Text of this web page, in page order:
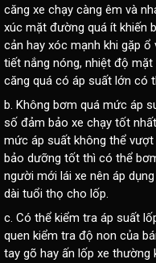
căng xe chạy càng êm và
xúc mặt đường quá ít khiến
cản hay xóc mạnh khi gặp
tiết nắng nóng, nhiệt độ
căng quá có áp suất lớn có
b. Không bơm quá mức áp
số đảm bảo xe chạy tốt
mức áp suất không thể
bảo dưỡng tốt thì có thể
người mới lái xe nên áp
dài tuổi thọ cho lốp.
c. Có thể kiểm tra áp suất
quen kiểm tra độ non của
tay gõ hay ấn lốp xe